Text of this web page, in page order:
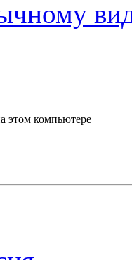
этом компьютере